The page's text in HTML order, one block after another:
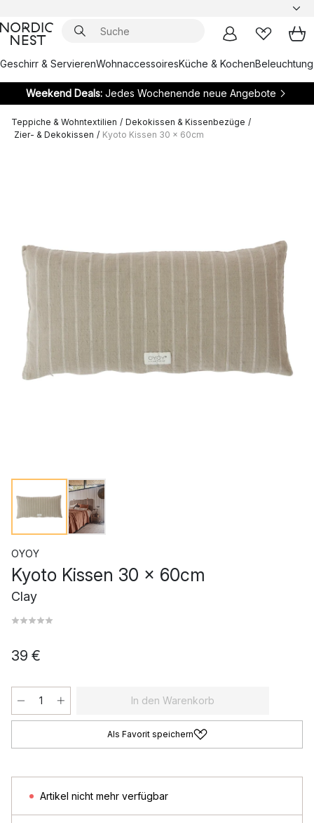
Geschirr & ServierenWohnaccessoiresKüche & KochenBeleuchtung
Weekend Deals:Jedes Wochenende neue Angebote
Teppiche & Wohntextilien / Dekokissen & Kissenbezüge /
Zier- & Dekokissen / Kyoto Kissen 30 x 60cm
OYOY
Kyoto Kissen 30 x 60cm
Clay
39 €
In den Warenkorb
Als Favorit speichern
Artikel nicht mehr verfügbar